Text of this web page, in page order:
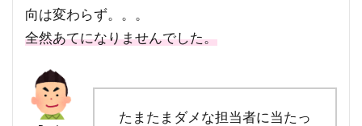
向は変わらず。。。
全然あてになりませんでした。
たまたまダメな担当者に当たっ